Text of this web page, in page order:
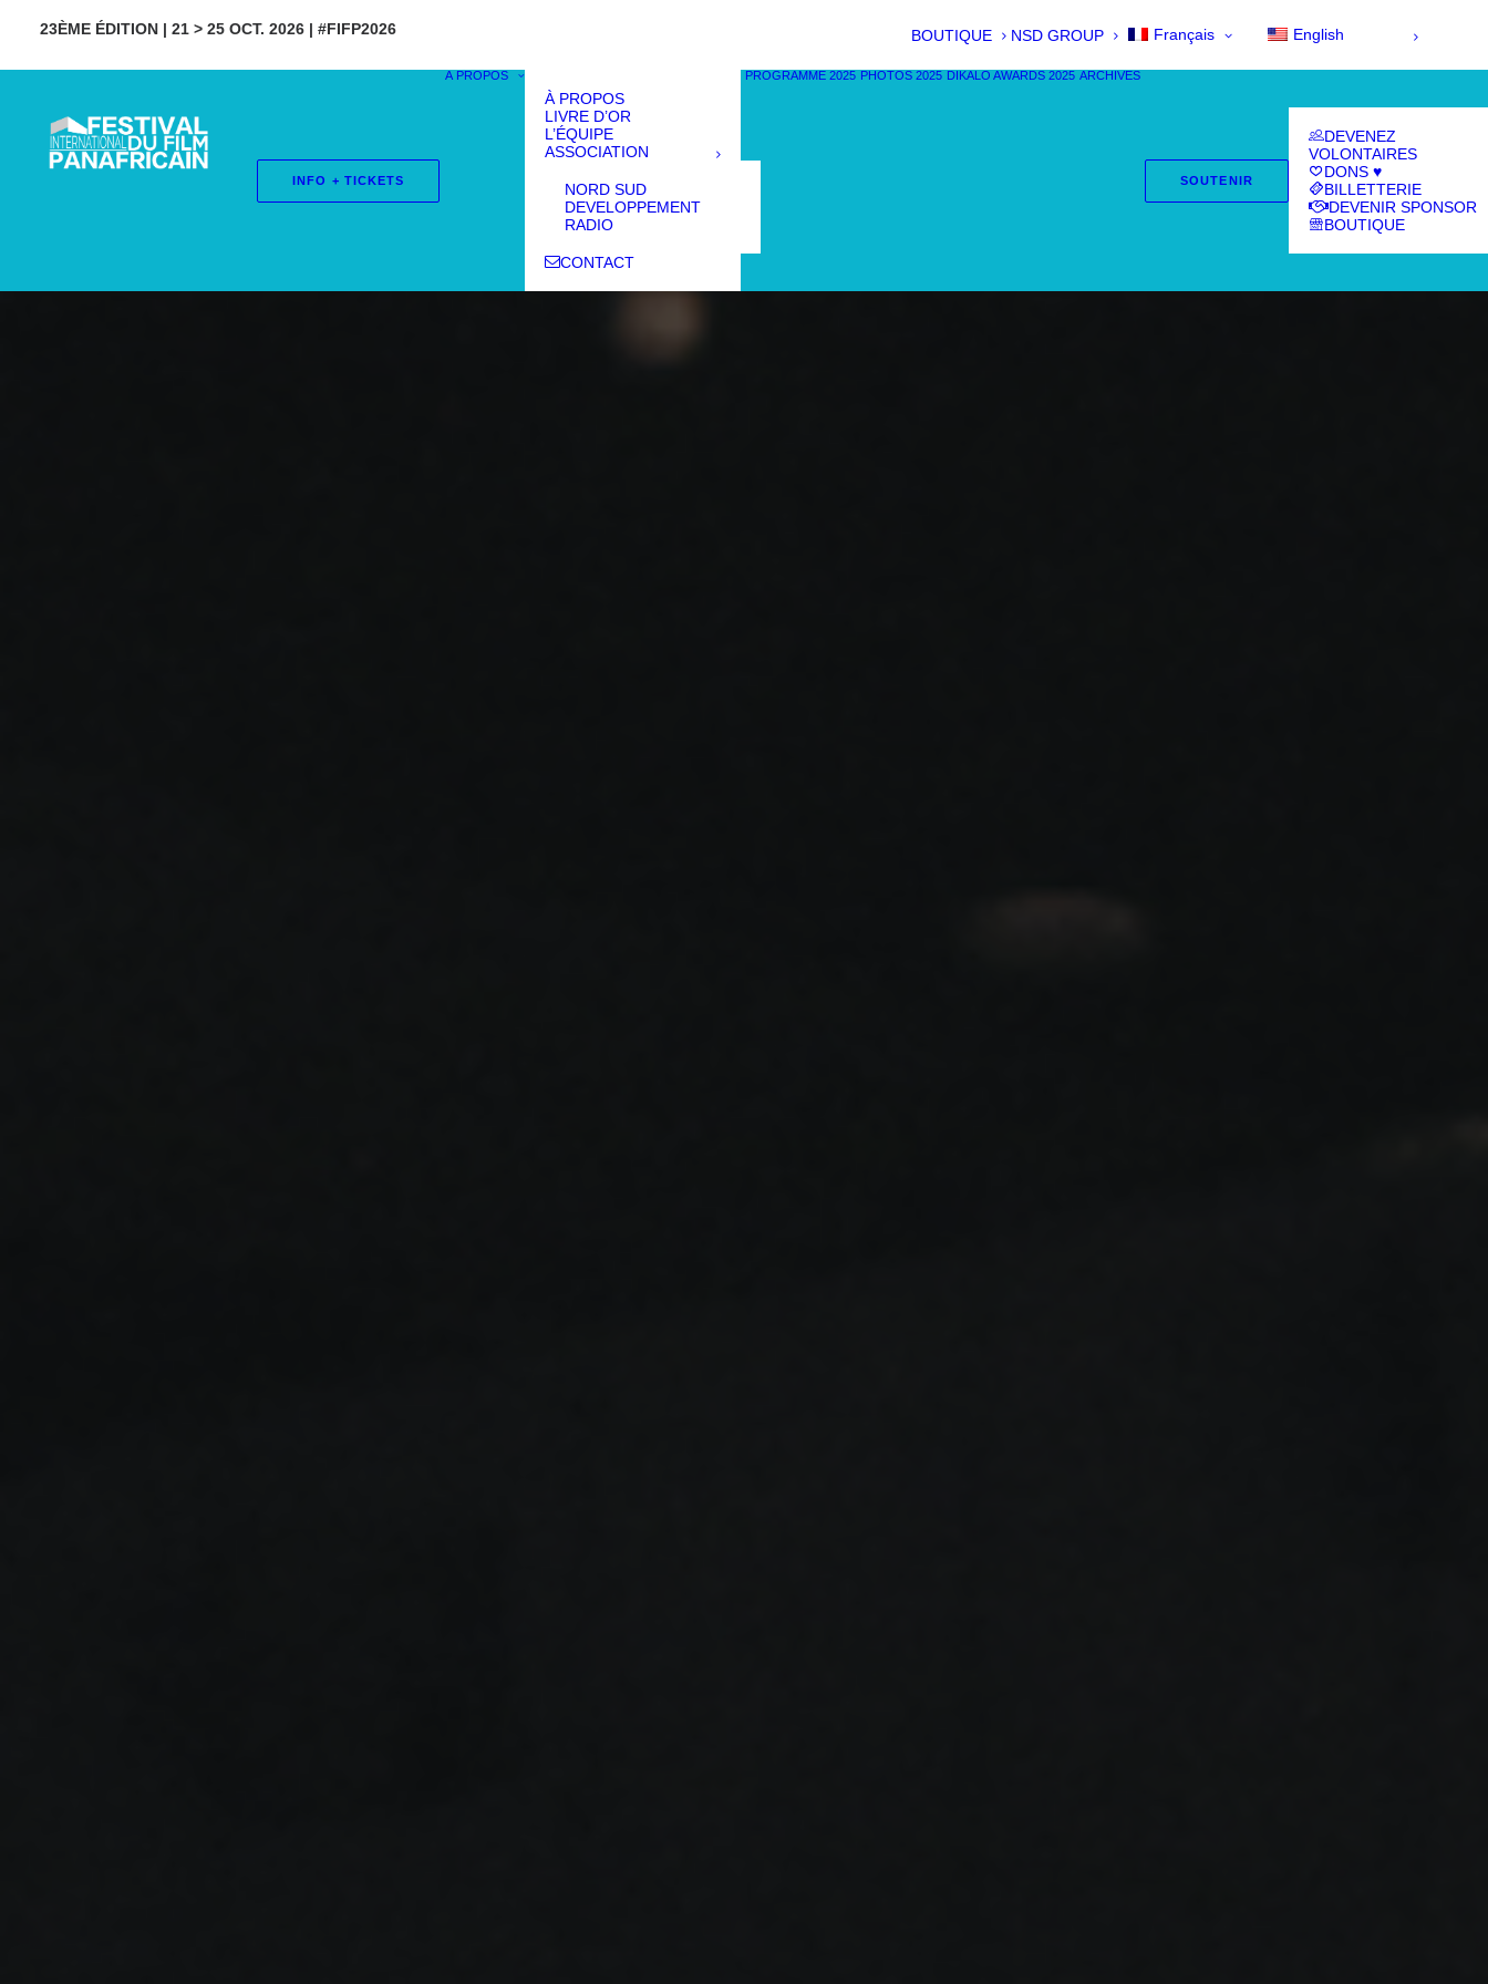
23ÈME ÉDITION | 21 > 25 OCT. 2026 | #FIFP2026 BOUTIQUE NSD GROUP Français English
INFO + TICKETS
À PROPOS
À PROPOS
LIVRE D’OR
L’ÉQUIPE
ASSOCIATION
NORD SUD
DEVELOPPEMENT
RADIO
CONTACT
PROGRAMME 2025 PHOTOS 2025 DIKALO AWARDS 2025 ARCHIVES
SOUTENIR
DEVENEZ
VOLONTAIRES
DONS ♥
BILLETTERIE
DEVENIR SPONSOR
BOUTIQUE